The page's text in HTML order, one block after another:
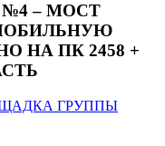
– МОСТ
НА ПК 2458 +